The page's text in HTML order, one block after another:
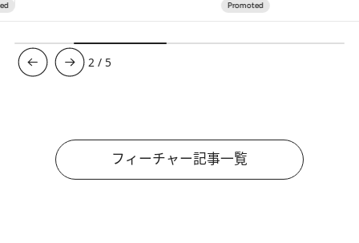
3 / 5
フィーチャー記事一覧